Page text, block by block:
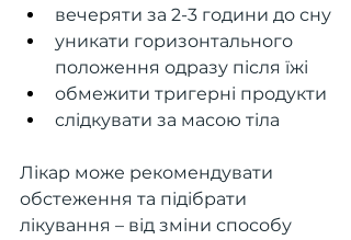
вечеряти за 2-3 години до сну
уникати горизонтального
положення одразу після їжі
обмежити тригерні продукти
слідкувати за масою тіла
Лікар може рекомендувати
обстеження та підібрати
лікування – від зміни способу